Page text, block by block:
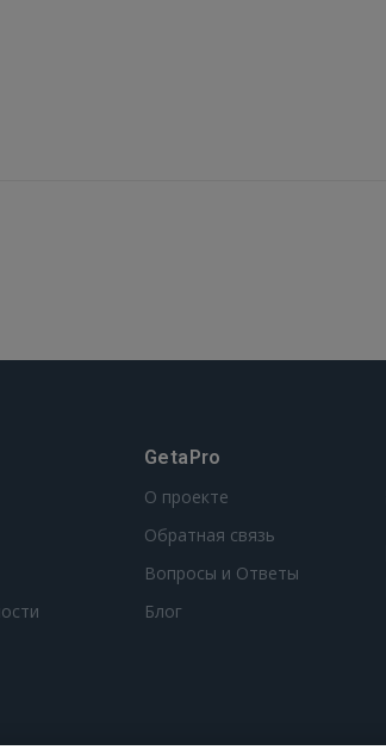
GetaPro
О проекте
Обратная связь
Вопросы и Ответы
Блог